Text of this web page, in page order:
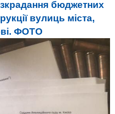
бюджетних
вулиць міста,
ФОТО